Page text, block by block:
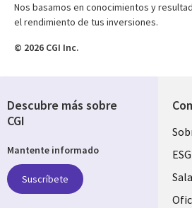
Nos basamos en conocimientos y
el rendimiento de tus inversiones.
© 2026 CGI Inc.
ESG
Descubre más sobre
CGI
Mantente informado
Suscríbete